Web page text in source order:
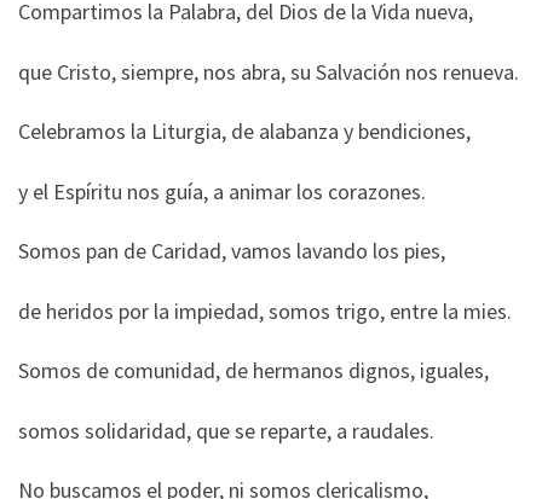
Compartimos la Palabra, del Dios de la Vida nueva,
que Cristo, siempre, nos abra, su Salvación nos renueva.
Celebramos la Liturgia, de alabanza y bendiciones,
y el Espíritu nos guía, a animar los corazones.
Somos pan de Caridad, vamos lavando los pies,
de heridos por la impiedad, somos trigo, entre la mies.
Somos de comunidad, de hermanos dignos, iguales,
somos solidaridad, que se reparte, a raudales.
No buscamos el poder, ni somos clericalismo,